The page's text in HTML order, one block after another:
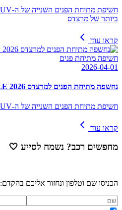
ביותר של מרצדס
קראו עוד
חשיפה מתיחת פנים
2026-04-01
נחשפה מתיחת הפנים למרצדס GLE 2026
חשיפת מתיחת הפנים השנייה של ה-SUV היוקרתי והמפואר של מרצדס
קראו עוד
מחפשים רכב? נשמח לסייע 🤍
הכניסו שם וטלפון ונחזור אליכם בהקדם: